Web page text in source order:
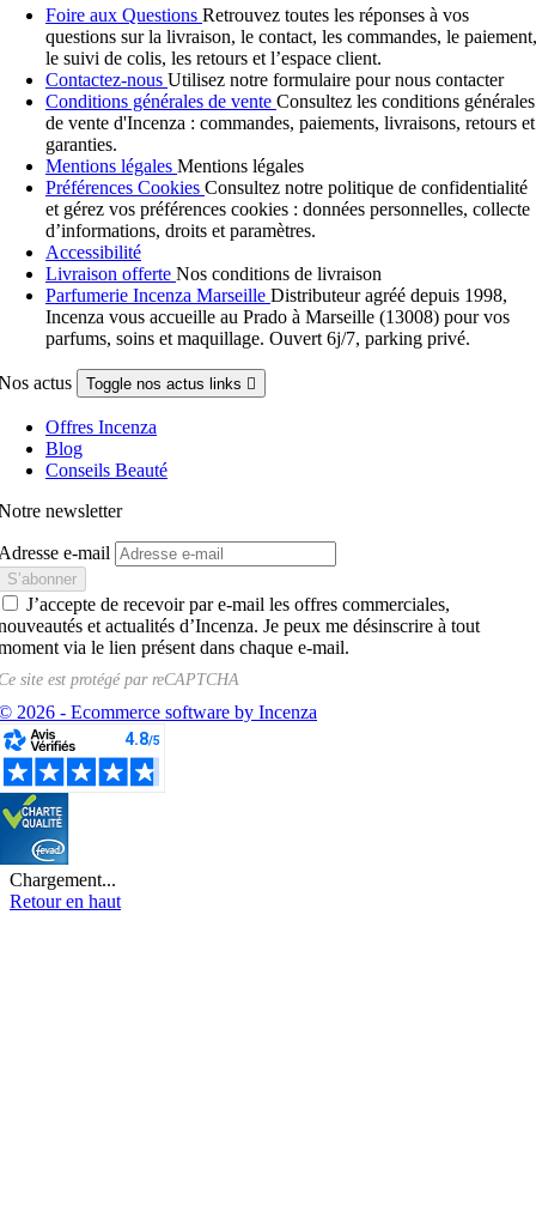
Foire aux Questions Retrouvez toutes les réponses à vos
questions sur la livraison, le contact, les commandes, le paiement,
le suivi de colis, les retours et l’espace client.
Contactez-nous Utilisez notre formulaire pour nous contacter
Conditions générales de vente Consultez les conditions générales
de vente d'Incenza : commandes, paiements, livraisons, retours et
garanties.
Mentions légales Mentions légales
Préférences Cookies Consultez notre politique de confidentialité
et gérez vos préférences cookies : données personnelles, collecte
d’informations, droits et paramètres.
Accessibilité
Livraison offerte Nos conditions de livraison
Parfumerie Incenza Marseille Distributeur agréé depuis 1998,
Incenza vous accueille au Prado à Marseille (13008) pour vos
parfums, soins et maquillage. Ouvert 6j/7, parking privé.
actus Toggle nos actus links 
Offres Incenza
Blog
Conseils Beauté
newsletter
e-mail
J’accepte de recevoir par e-mail les offres commerciales,
et actualités d’Incenza. Je peux me désinscrire à tout
via le lien présent dans chaque e-mail.
site est protégé parreCAPTCHA
2026 - Ecommerce software by Incenza
Chargement...
Retour en haut